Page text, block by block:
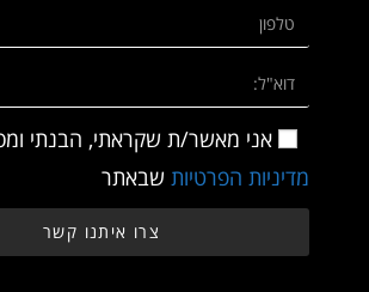
אני מאשר/ת שקראתי, הבנתי
מדיניות הפרטיות שבאתר
צרו איתנו קשר